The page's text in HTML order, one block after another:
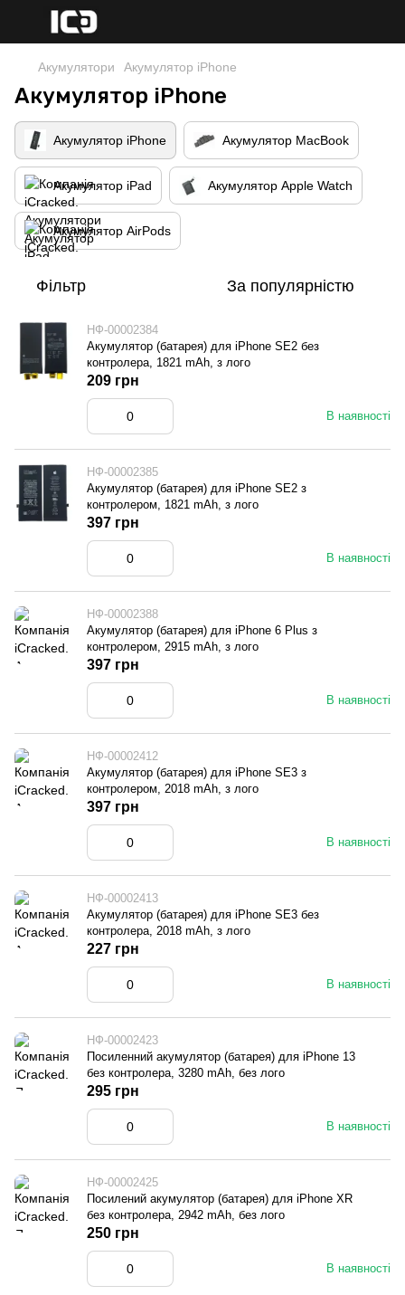
Акумулятори Акумулятор iPhone
Акумулятор iPhone
Акумулятор iPhone Акумулятор MacBook
Акумулятор iPad Акумулятор Apple Watch
Акумулятор AirPods
Фільтр За популярністю
НФ-00002384
Акумулятор (батарея) для iPhone SE2 без
контролера, 1821 mAh, з лого
В наявності
209 грн
НФ-00002385
Акумулятор (батарея) для iPhone SE2 з
контролером, 1821 mAh, з лого
В наявності
397 грн
НФ-00002388
Акумулятор (батарея) для iPhone 6 Plus з
контролером, 2915 mAh, з лого
В наявності
397 грн
НФ-00002412
Акумулятор (батарея) для iPhone SE3 з
контролером, 2018 mAh, з лого
В наявності
397 грн
НФ-00002413
Акумулятор (батарея) для iPhone SE3 без
контролера, 2018 mAh, з лого
В наявності
227 грн
НФ-00002423
Посиленний акумулятор (батарея) для iPhone 13
без контролера, 3280 mAh, без лого
В наявності
295 грн
НФ-00002425
Посилений акумулятор (батарея) для iPhone XR
без контролера, 2942 mAh, без лого
В наявності
250 грн